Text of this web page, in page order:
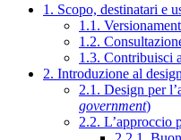
1. Scopo, destinatari e
1.1.
1.2.
1.3. Contribuisci
2. Introduzione al
2.1. Design per
government)
2.2. L’approccio